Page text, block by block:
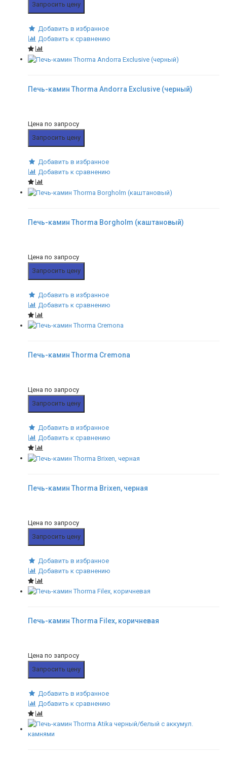
Запросить цену
Добавить в избранное
Добавить к сравнению
Печь-камин Thorma Andorra Exclusive (черный)
Цена по запросу
Запросить цену
Добавить в избранное
Добавить к сравнению
Печь-камин Thorma Borgholm (каштановый)
Цена по запросу
Запросить цену
Добавить в избранное
Добавить к сравнению
Печь-камин Thorma Cremona
Цена по запросу
Запросить цену
Добавить в избранное
Добавить к сравнению
Печь-камин Thorma Brixen, черная
Цена по запросу
Запросить цену
Добавить в избранное
Добавить к сравнению
Печь-камин Thorma Filex, коричневая
Цена по запросу
Запросить цену
Добавить в избранное
Добавить к сравнению